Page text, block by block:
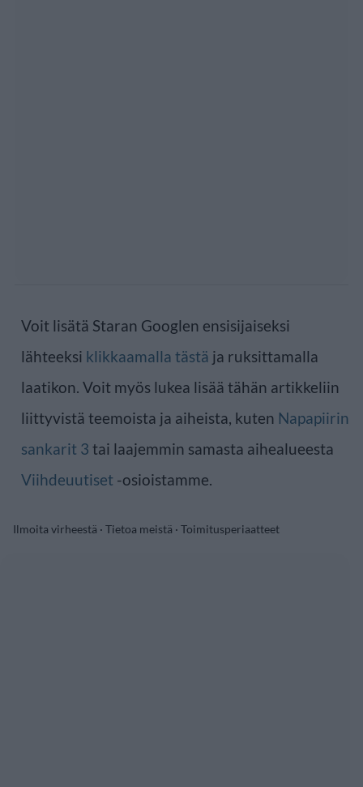
Voit lisätä Staran Googlen ensisijaiseksi
lähteeksi klikkaamalla tästä ja ruksittamalla
laatikon. Voit myös lukea lisää tähän artikkeliin
liittyvistä teemoista ja aiheista, kuten Napapiirin
sankarit 3 tai laajemmin samasta aihealueesta
Viihdeuutiset -osioistamme.
Ilmoita virheestä · Tietoa meistä · Toimitusperiaatteet